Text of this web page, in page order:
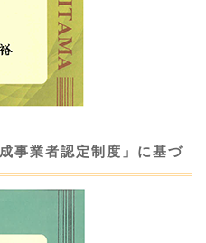
事業者認定制度」に基づ